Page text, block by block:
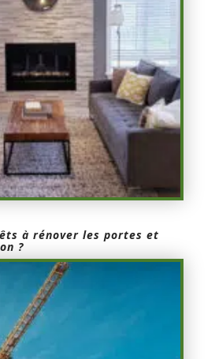
à rénover les portes et
?